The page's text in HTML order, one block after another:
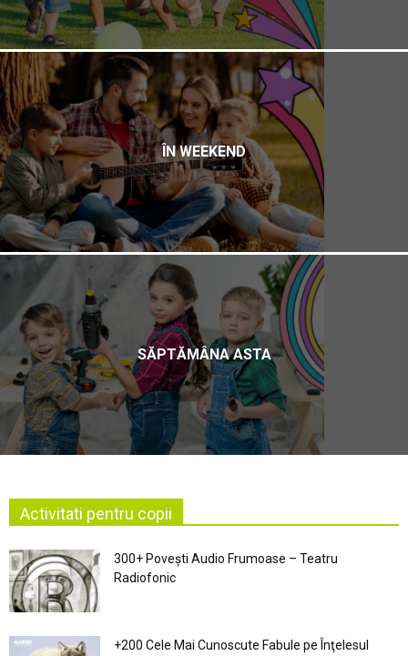
ÎN WEEKEND
SĂPTĂMÂNA ASTA
Activitati pentru copii
300+ Povești Audio Frumoase – Teatru
Radiofonic
+200 Cele Mai Cunoscute Fabule pe Înţelesul